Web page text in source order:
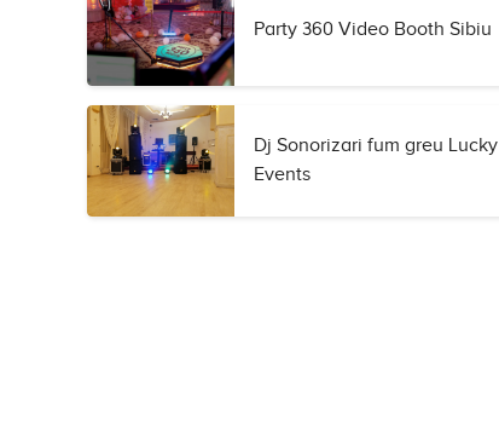
Party 360 Video Booth Sibiu
Dj Sonorizari fum greu Lucky
Events